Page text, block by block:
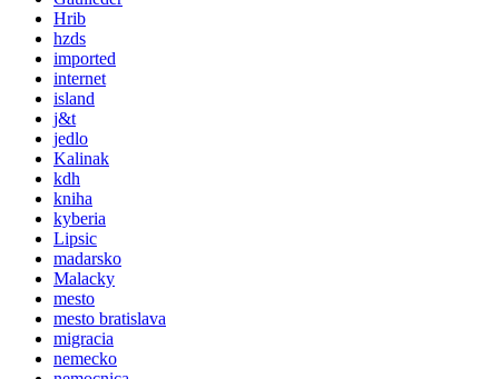
Hrib
hzds
imported
internet
island
j&t
jedlo
Kalinak
kdh
kniha
kyberia
Lipsic
madarsko
Malacky
mesto
mesto bratislava
migracia
nemecko